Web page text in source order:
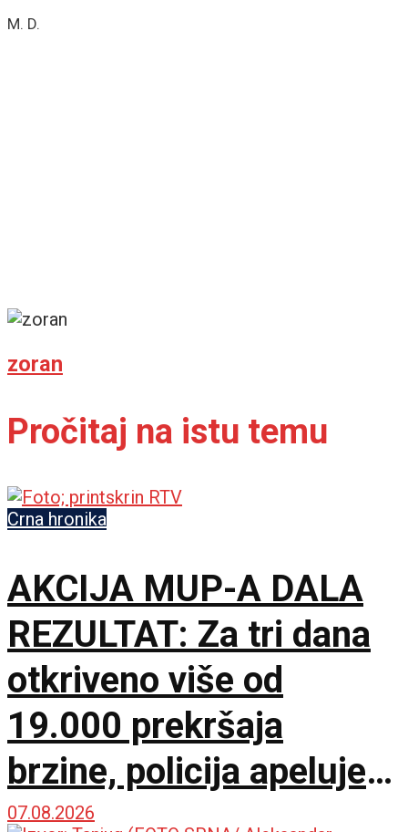
M. D.
zoran
Pročitaj na istu temu
Crna hronika
AKCIJA MUP-A DALA
REZULTAT: Za tri dana
otkriveno više od
19.000 prekršaja
brzine, policija apeluje
na vozače pred burni
07.08.2026